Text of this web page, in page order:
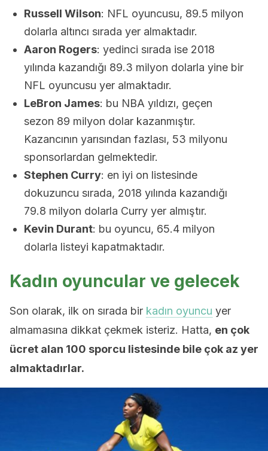
Russell Wilson: NFL oyuncusu, 89.5 milyon
dolarla altıncı sırada yer almaktadır.
Aaron Rogers: yedinci sırada ise 2018
yılında kazandığı 89.3 milyon dolarla yine bir
NFL oyuncusu yer almaktadır.
LeBron James: bu NBA yıldızı, geçen
sezon 89 milyon dolar kazanmıştır.
Kazancının yarısından fazlası, 53 milyonu
sponsorlardan gelmektedir.
Stephen Curry: en iyi on listesinde
dokuzuncu sırada, 2018 yılında kazandığı
79.8 milyon dolarla Curry yer almıştır.
Kevin Durant: bu oyuncu, 65.4 milyon
dolarla listeyi kapatmaktadır.
Kadın oyuncular ve gelecek
Son olarak, ilk on sırada bir kadın oyuncu yer
almamasına dikkat çekmek isteriz. Hatta, en çok
ücret alan 100 sporcu listesinde bile çok az yer
almaktadırlar.